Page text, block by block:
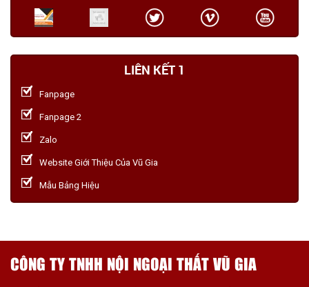
LIÊN KẾT 1
Fanpage
Fanpage 2
Zalo
Website Giới Thiệu Của Vũ Gia
Mẫu Bảng Hiệu
CÔNG TY TNHH NỘI NGOẠI THẤT VŨ GIA